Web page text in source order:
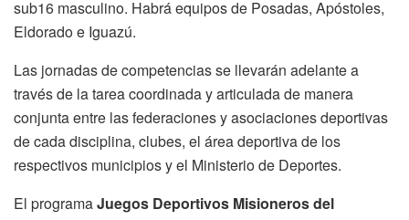
sub16 masculino. Habrá equipos de Posadas, Apóstoles,
Eldorado e Iguazú.
Las jornadas de competencias se llevarán adelante a
través de la tarea coordinada y articulada de manera
conjunta entre las federaciones y asociaciones deportivas
de cada disciplina, clubes, el área deportiva de los
respectivos municipios y el Ministerio de Deportes.
El programaJuegos Deportivos Misioneros del